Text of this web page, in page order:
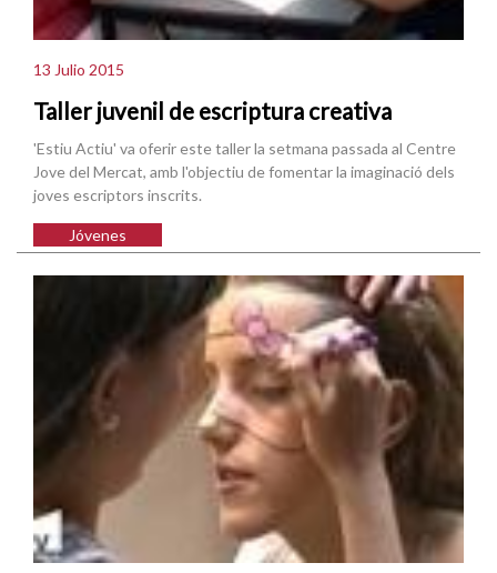
13 Julio 2015
Taller juvenil de escriptura creativa
'Estiu Actiu' va oferir este taller la setmana passada al Centre
Jove del Mercat, amb l'objectiu de fomentar la imaginació dels
joves escriptors inscrits.
Jóvenes